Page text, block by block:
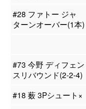
#28 ファトー ジャ
ターンオーバー(1本)
#73 今野 ディフェン
スリバウンド(2-2-4)
#18 薮 3Pシュート×